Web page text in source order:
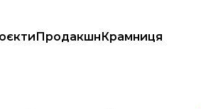
ПродакшнКрамниця